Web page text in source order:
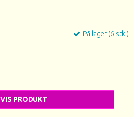
På lager (6 stk.)
VIS PRODUKT